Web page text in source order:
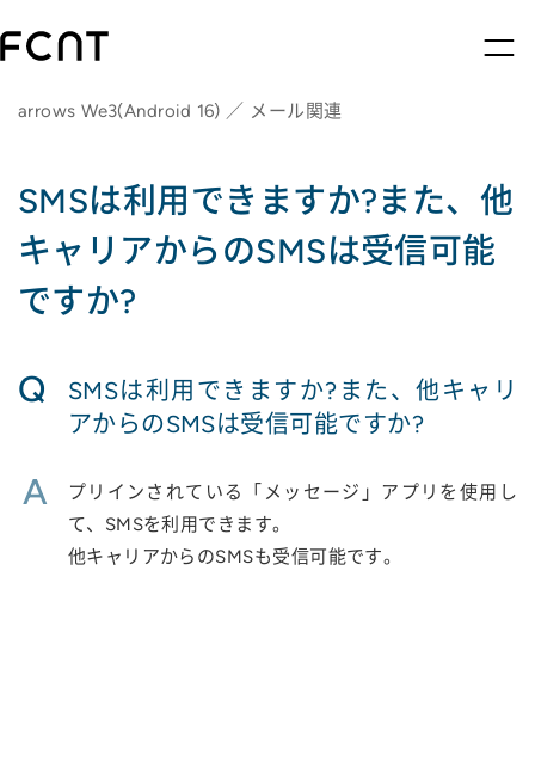
arrows We3(Android 16) ／ メール関連
SMSは利用できますか?また、他
キャリアからのSMSは受信可能
ですか?
Q
SMSは利用できますか?また、他キャリ
アからのSMSは受信可能ですか?
A
プリインされている「メッセージ」アプリを使用し
て、SMSを利用できます。
他キャリアからのSMSも受信可能です。